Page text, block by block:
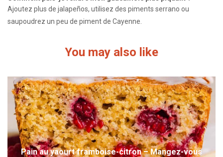
Ajoutez plus de jalapeños, utilisez des piments serrano ou
saupoudrez un peu de piment de Cayenne.
You may also like
Pain au yaourt framboise-citron – Mangez-vous